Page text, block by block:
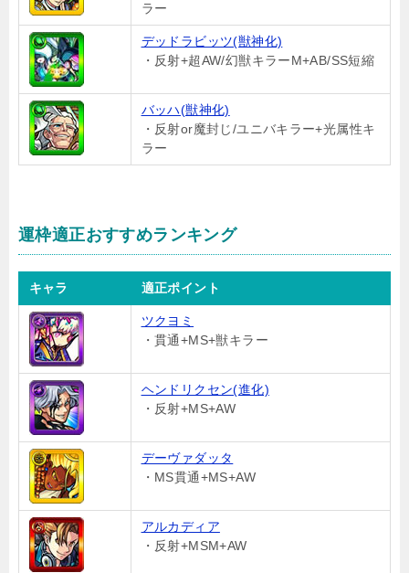
ラー
デッドラビッツ(獣神化)
・反射+超AW/幻獣キラーM+AB/SS短縮
バッハ(獣神化)
・反射or魔封じ/ユニバキラー+光属性キ
ラー
運枠適正おすすめランキング
キャラ 適正ポイント
ツクヨミ
・貫通+MS+獣キラー
ヘンドリクセン(進化)
・反射+MS+AW
デーヴァダッタ
・MS貫通+MS+AW
アルカディア
・反射+MSM+AW